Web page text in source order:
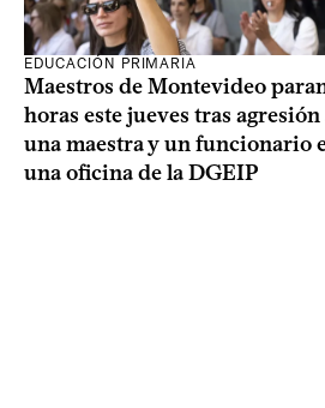
EDUCACIÓN PRIMARIA
Maestros de Montevideo
horas este jueves tras agresión
una maestra y un funcionario
una oficina de la DGEIP